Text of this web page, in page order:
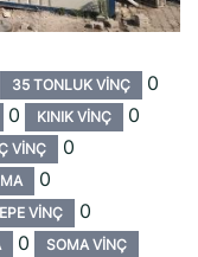
35 TONLUK VINÇ 0
0 KINIK VINÇ 0
VINÇ 0
0
VINÇ 0
0 SOMA VINÇ